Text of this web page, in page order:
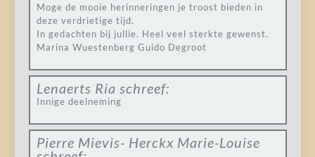
Moge de mooie herinneringen je troost bieden in
deze verdrietige tijd.
In gedachten bij jullie. Heel veel sterkte gewenst.
Marina Wuestenberg Guido Degroot
Lenaerts Ria schreef:
Innige deelneming
Pierre Mievis- Herckx Marie-Louise